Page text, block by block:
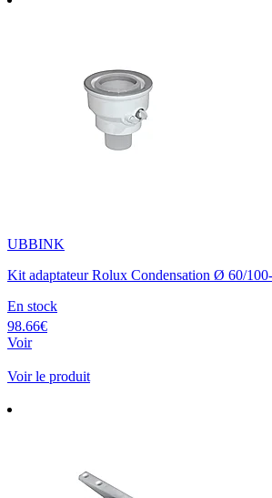
UBBINK
Kit adaptateur Rolux Condensation Ø 60/
En stock
98.66€
Voir
Voir le produit